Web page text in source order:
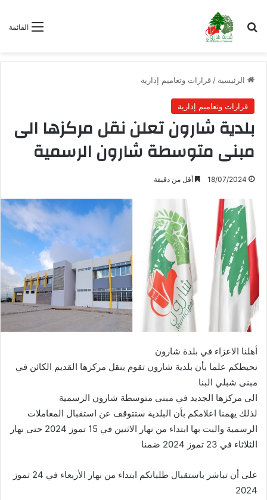
القائمة بحث عن
الرئيسية / قرارات وتعاميم إدارية
قرارات وتعاميم إدارية
بلدية شارون تعلن نقل مركزها الى
مبنى متوسطة شارون الرسمية
18/07/2024 أقل من دقيقة
أهلنا الاعزاء في بلدة شارون
نحيطكم علما بأن بلدية شارون تقوم بنقل مركزها القديم الكائن في
مبنى شبلي البنا
الى مركزها الجديد في مبنى متوسطة شارون الرسمية
لذلك يهمنا اعلامكم بأن البلدية ستتوقف عن استقبال المعاملات
الرسمية والبت بها ابتداء من نهار الاثنين في 15 تموز 2024 حتى نهار
الثلاثاء في 23 تموز 2024 ضمنا
على أن تباشر باستقبال طلباتكم ابتداء من نهار الأربعاء في 24 تموز
2024